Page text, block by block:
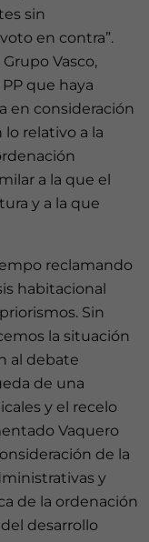
sin
en contra”.
Vasco,
que haya
en consideración
relativo a la
a la que el
y a la que
reclamando
habitacional
Sin
la situación
al debate
de una
y el recelo
Vaquero
de la
y
de la ordenación
desarrollo